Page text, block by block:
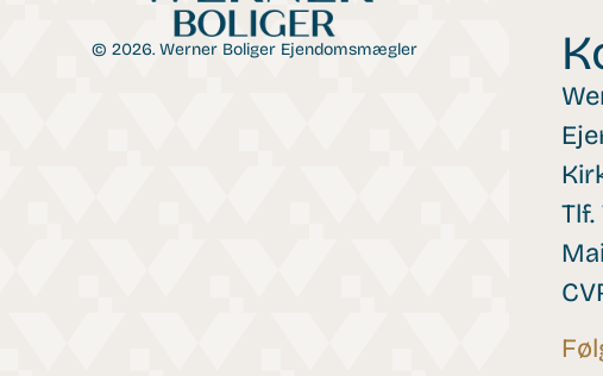
© 2026. Werner Boliger Ejendomsmægler
Tlf.